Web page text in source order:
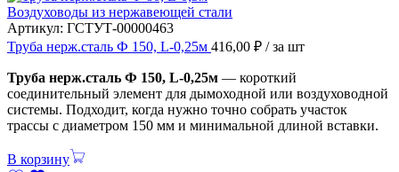
Воздуховоды из нержавеющей стали
Артикул: ГСТУТ-00000463
Труба нерж.сталь Ф 150, L-0,25м 416,00 ₽ / за шт
Труба нерж.сталь Ф 150, L-0,25м — короткий
соединительный элемент для дымоходной или воздуховодной
системы. Подходит, когда нужно точно собрать участок
трассы с диаметром 150 мм и минимальной длиной вставки.
В корзину